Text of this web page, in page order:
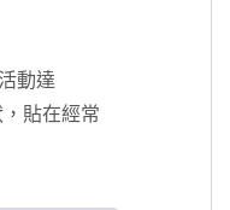
動達
貼在經常